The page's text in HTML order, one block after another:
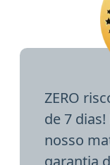
ZERO
de 7
nosso
garantia